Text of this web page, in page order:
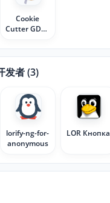
Cookie
Cutter GDPR
发者 (3)
lorify-ng-for-
anonymous
LOR Кнопка